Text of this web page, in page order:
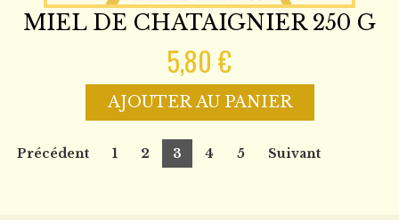
MIEL DE CHATAIGNIER 250 G
5,80 €
AJOUTER AU PANIER
Précédent 1 2 3 4 5 Suivant